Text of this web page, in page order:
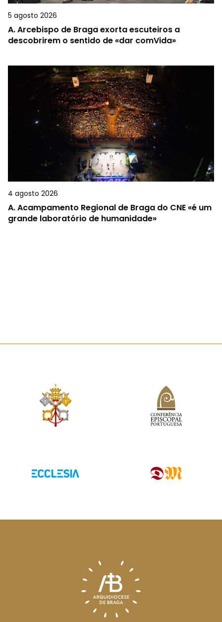
5 agosto 2026
A.Arcebispo de Braga exorta escuteiros a
descobrirem o sentido de «dar comVida»
4 agosto 2026
A.Acampamento Regional de Braga do CNE «é um
grande laboratório de humanidade»